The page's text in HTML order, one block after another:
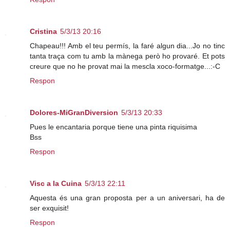
Cristina 5/3/13 20:16
Chapeau!!! Amb el teu permís, la faré algun dia...Jo no tinc
tanta traça com tu amb la mànega però ho provaré. Et pots
creure que no he provat mai la mescla xoco-formatge...:-C
Respon
Dolores-MiGranDiversion 5/3/13 20:33
Pues le encantaria porque tiene una pinta riquisima
Bss
Respon
Visc a la Cuina 5/3/13 22:11
Aquesta és una gran proposta per a un aniversari, ha de
ser exquisit!
Respon